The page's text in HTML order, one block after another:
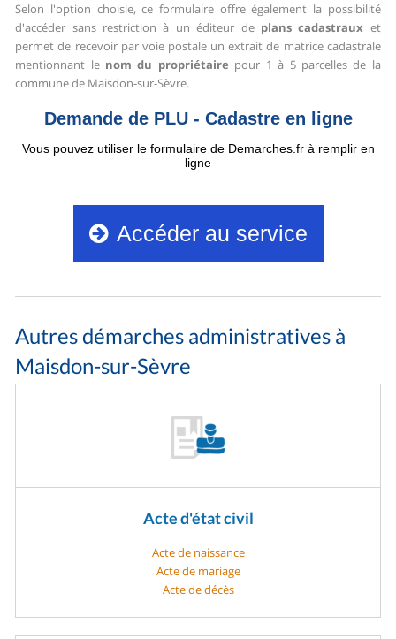
Selon l'option choisie, ce formulaire offre également la possibilité
d'accéder sans restriction à un éditeur de plans cadastraux et
permet de recevoir par voie postale un extrait de matrice cadastrale
mentionnant le nom du propriétaire pour 1 à 5 parcelles de la
commune de Maisdon-sur-Sèvre.
Autres démarches administratives à
Maisdon-sur-Sèvre
Acte d'état civil
Acte de naissance
Acte de mariage
Acte de décès